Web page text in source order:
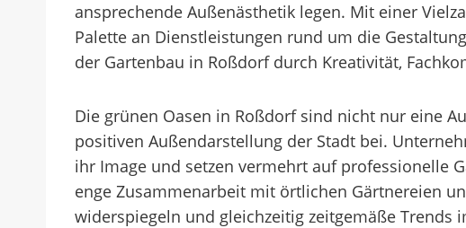
ansprechende Außenästhetik legen. Mit einer
Palette an Dienstleistungen rund um die
der Gartenbau in Roßdorf durch Kreativität,
Die grünen Oasen in Roßdorf sind nicht nur eine
positiven Außendarstellung der Stadt bei.
ihr Image und setzen vermehrt auf professionelle
enge Zusammenarbeit mit örtlichen Gärtnereien
widerspiegeln und gleichzeitig zeitgemäße Trends